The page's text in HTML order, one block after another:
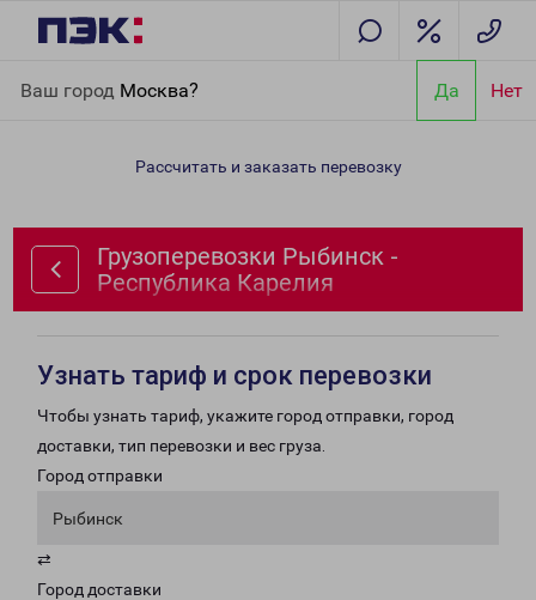
Ваш город Москва? Да Нет
Карелия
Рассчитать и заказать перевозку
Грузоперевозки Рыбинск -
Республика Карелия
Узнать тариф и срок перевозки
Чтобы узнать тариф, укажите город отправки, город
доставки, тип перевозки и вес груза.
Город отправки
Рыбинск
⇄
Город доставки